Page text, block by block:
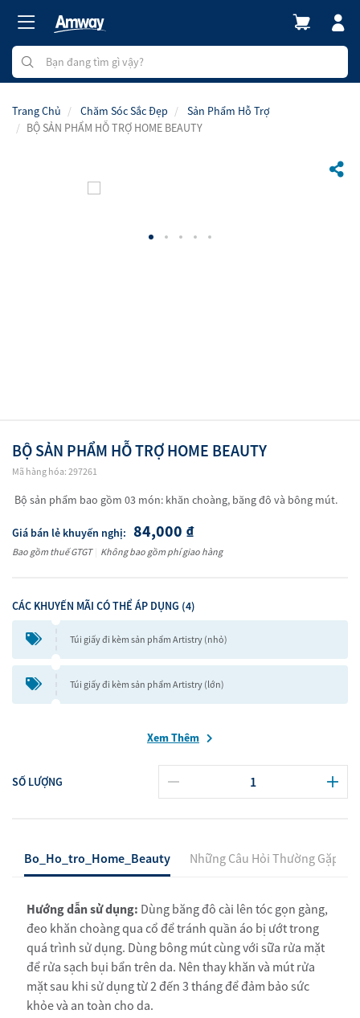
Trang Chủ Chăm Sóc Sắc Đẹp
Sản Phẩm Hỗ Trợ
BỘ SẢN PHẨM HỖ TRỢ HOME BEAUTY
BỘ SẢN PHẨM HỖ TRỢ HOME BEAUTY
Mã hàng hóa: 297261
Bộ sản phẩm bao gồm 03 món: khăn choàng, băng đô và bông mút.
Giá bán lẻ khuyến nghị: 84,000 ₫
Bao gồm thuế GTGT| Không bao gồm phí giao hàng
CÁC KHUYẾN MÃI CÓ THỂ ÁP DỤNG (4)
Túi giấy đi kèm sản phẩm Artistry (nhỏ)
Túi giấy đi kèm sản phẩm Artistry (lớn)
Xem Thêm
SỐ LƯỢNG
Bo_Ho_tro_Home_Beauty Những Câu Hỏi Thường Gặp
Hướng dẫn sử dụng: Dùng băng đô cài lên tóc gọn gàng,
đeo khăn choàng qua cổ để tránh quần áo bị ướt trong
quá trình sử dụng. Dùng bông mút cùng với sữa rửa mặt
để rửa sạch bụi bẩn trên da. Nên thay khăn và mút rửa
mặt sau khi sử dụng từ 2 đến 3 tháng để đảm bảo sức
khỏe và an toàn cho da.